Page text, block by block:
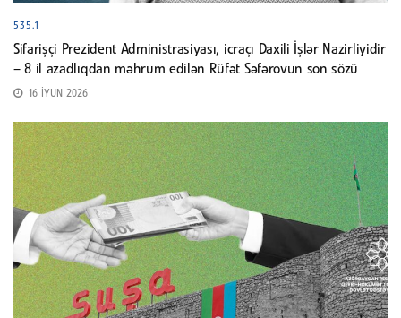
535.1
Sifarişçi Prezident Administrasiyası, icraçı Daxili İşlər Nazirliyidir
– 8 il azadlıqdan məhrum edilən Rüfət Səfərovun son sözü
16 İYUN 2026